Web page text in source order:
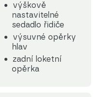
výškově
nastavitelné
sedadlo řidiče
výsuvné opěrky
hlav
zadní loketní
opěrka